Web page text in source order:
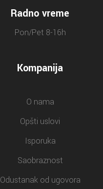
Radno vreme
Pon/Pet 8-16h
Kompanija
O nama
Opšti uslovi
Isporuka
Saobraznost
Odustanak od ugovora